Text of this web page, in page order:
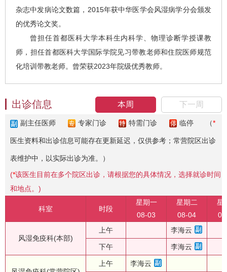
杂志中发病论文数篇，2015年获中华医学会风湿病学分会颁发
的优秀论文奖。
曾担任首都医科大学本科生内科学、物理诊断学授课教
师，担任首都医科大学国际学院见习带教老师和住院医师规范
化培训带教老师。曾荣获2023年院级优秀教师。
本周 下一周
出诊信息
副主任医师 专家门诊 特需门诊 临停 （*
医生资料和出诊信息可能存在更新延迟，仅供参考；常营院区出诊
表维护中，以实际出诊为准。）
(*该医生目前在多个院区出诊，请根据您的具体情况，选择就诊时间
和地点。)
科室 时段
星期一
08-03
星期二
08-04
星
风湿免疫科(本部)
上午 李海云
下午 李海云
上午 李海云